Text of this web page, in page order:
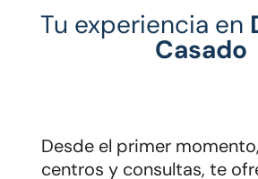
Tu experiencia en
Casado
Desde el primer
centros y consultas, te